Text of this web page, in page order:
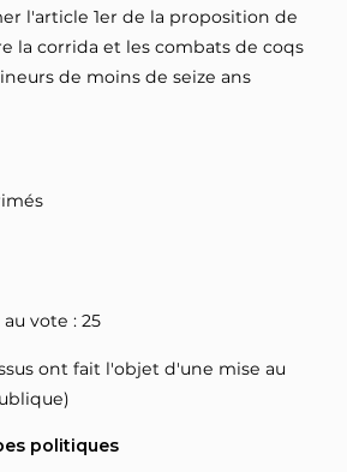
l'article 1er de la proposition de
la corrida et les combats de coqs
de moins de seize ans
vote : 25
ont fait l'objet d'une mise au
politiques